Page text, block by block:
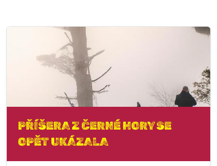
PŘÍŠERA Z ČERNÉ HORY SE
OPĚT UKÁZALA